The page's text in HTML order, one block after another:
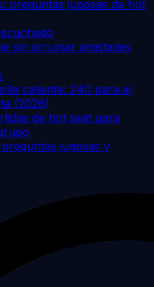
preguntas jugosas de hot
sin arruinar amistades
caliente: 240 para el
(2026)
de hot seat para
jugosas y